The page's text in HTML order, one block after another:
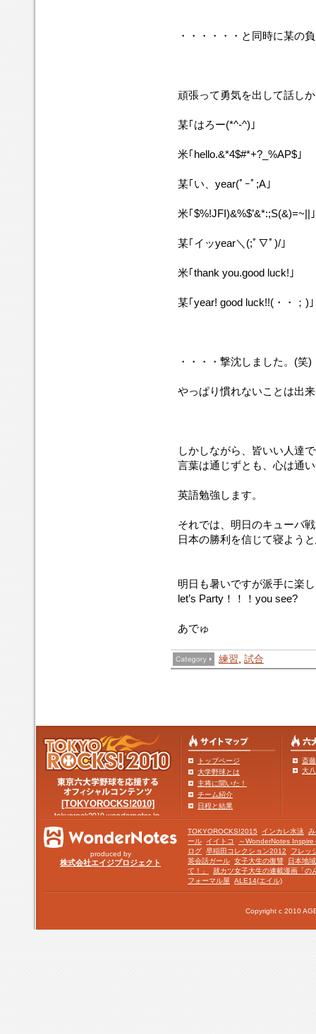
・・・・・・と同時に某の
頑張って勇気を出して話し
某｢はろー(*^-^)｣
米｢hello.&*4$#*+?_%AP$｣
某｢い、year(ﾟｰﾟ;A｣
米｢$%!JFI)&%$’&*:;S(&)=~||｣
某｢イッyear＼(;ﾟ∇ﾟ)/｣
米｢thank you.good luck!｣
某｢year! good luck!!(・・；)｣
・・・・撃沈しました。(笑)
やっぱり慣れないことは出
しかしながら、皆いい人達
言葉は通じずとも、心は通
英語勉強します。
それでは、明日のキューバ
日本の勝利を信じて寝よう
明日も暑いですが派手に楽
let’s Party！！！you see?
あでゅ
練習, 試合
[TOKYOROCKS!2010]
トップページ
大学野球とは
主将に聞いた！
チーム紹介
日程と結果
斎
大
produced by
株式会社エイジプロジェクト
TOKYOROCKS!2015 インカレ水泳
ール
イイトコ
～WonderNotes Inspire
ログ 早稲田コレクション2012
フレッ
英会話ガール 女子大生の復讐
日本地
て！」
就カツ女子大生の連載漫画「の
フォーマル屋
ALE14(エイル)
Copyright c 2010